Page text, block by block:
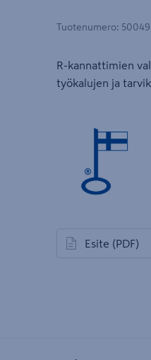
Tuotenumero:
R-kannattimien
työkalujen ja
Esite (PDF)
avautuu uuteen